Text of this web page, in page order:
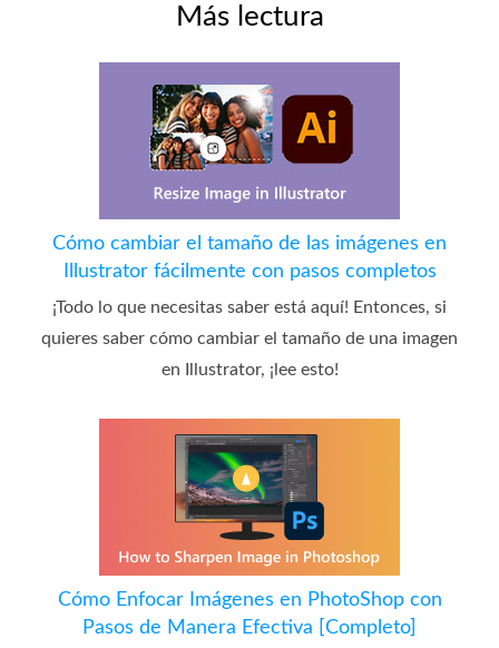
Más lectura
Cómo cambiar el tamaño de las imágenes en
Illustrator fácilmente con pasos completos
¡Todo lo que necesitas saber está aquí! Entonces, si
quieres saber cómo cambiar el tamaño de una imagen
en Illustrator, ¡lee esto!
Cómo Enfocar Imágenes en PhotoShop con
Pasos de Manera Efectiva [Completo]